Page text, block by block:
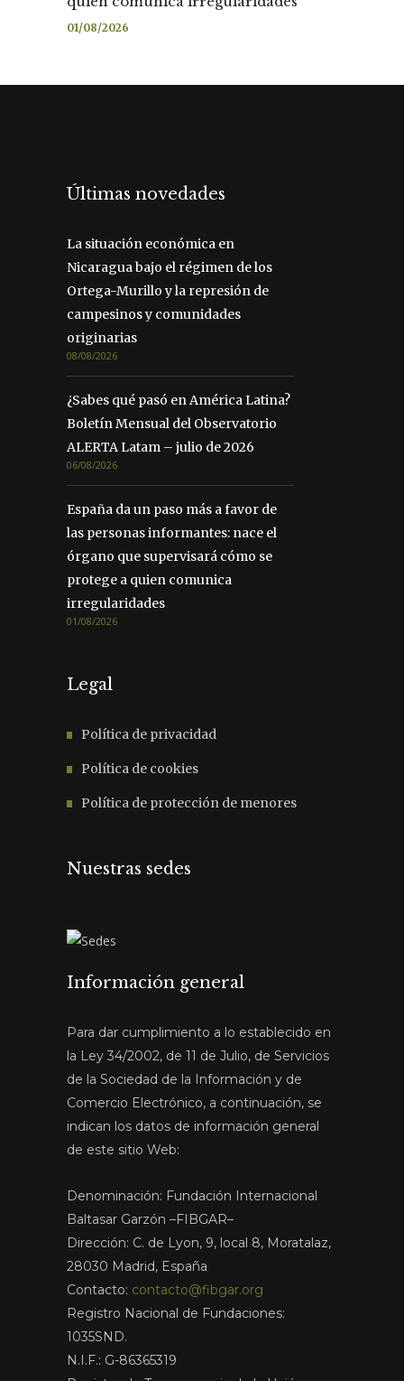
01/08/2026
Últimas novedades
La situación económica en
Nicaragua bajo el régimen de los
Ortega-Murillo y la represión de
campesinos y comunidades
originarias
08/08/2026
¿Sabes qué pasó en América Latina?
Boletín Mensual del Observatorio
ALERTA Latam – julio de 2026
06/08/2026
España da un paso más a favor de
las personas informantes: nace el
órgano que supervisará cómo se
protege a quien comunica
irregularidades
01/08/2026
Legal
Política de privacidad
Política de cookies
Política de protección de menores
Nuestras sedes
Información general
Para dar cumplimiento a lo establecido en
la Ley 34/2002, de 11 de Julio, de Servicios
de la Sociedad de la Información y de
Comercio Electrónico, a continuación, se
indican los datos de información general
de este sitio Web:
Denominación: Fundación Internacional
Baltasar Garzón –FIBGAR–
Dirección: C. de Lyon, 9, local 8, Moratalaz,
28030 Madrid, España
Contacto: contacto@fibgar.org
Registro Nacional de Fundaciones:
1035SND.
N.I.F.: G-86365319